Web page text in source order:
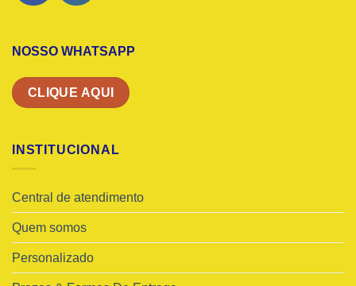
NOSSO WHATSAPP
CLIQUE AQUI
INSTITUCIONAL
Central de atendimento
Quem somos
Personalizado